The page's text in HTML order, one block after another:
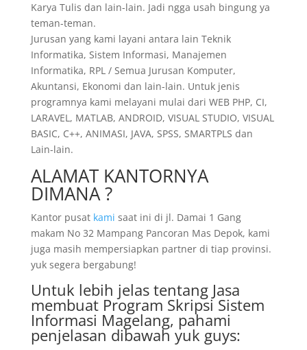
Karya Tulis dan lain-lain. Jadi ngga usah bingung ya
teman-teman.
Jurusan yang kami layani antara lain Teknik
Informatika, Sistem Informasi, Manajemen
Informatika, RPL / Semua Jurusan Komputer,
Akuntansi, Ekonomi dan lain-lain. Untuk jenis
programnya kami melayani mulai dari WEB PHP, CI,
LARAVEL, MATLAB, ANDROID, VISUAL STUDIO, VISUAL
BASIC, C++, ANIMASI, JAVA, SPSS, SMARTPLS dan
Lain-lain.
ALAMAT KANTORNYA
DIMANA ?
Kantor pusat kami saat ini di jl. Damai 1 Gang
makam No 32 Mampang Pancoran Mas Depok, kami
juga masih mempersiapkan partner di tiap provinsi.
yuk segera bergabung!
Untuk lebih jelas tentang Jasa
membuat Program Skripsi Sistem
Informasi Magelang, pahami
penjelasan dibawah yuk guys: